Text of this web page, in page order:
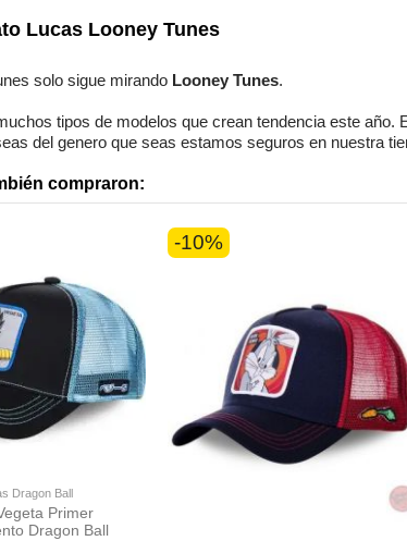
Lucas Looney Tunes
solo sigue mirando Looney Tunes.
tipos de modelos que crean tendencia este año.
del genero que seas estamos seguros en nuestra
compraron:
Dragon Ball
Primer
Dragon Ball
-10%